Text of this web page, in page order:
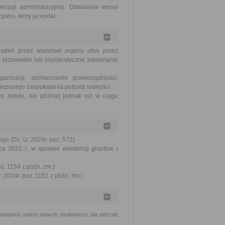
administracyjnej. Odwołanie wnosi
który ją wydał.
przez właściwe organy albo przez
lub biurokratyczne załatwianie
wzmacnianie praworządności,
zaspokajania potrzeb ludności.
zwłoki, nie później jednak niż w ciągu
(Dz. U. 2024r. poz. 572)
2021 r. w sprawie ewidencji gruntów i
1154 z późn. zm.)
poz. 1151 z późn. zm.)
moich danych osobowych dla potrzeb